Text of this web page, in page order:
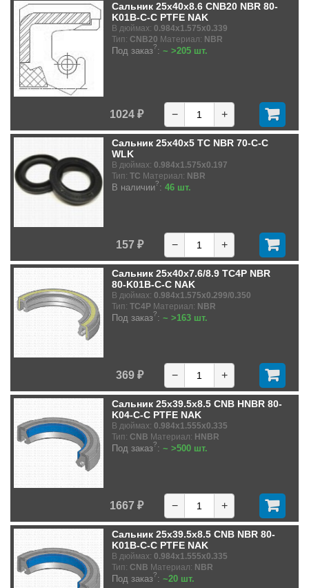
Сальник 25x40x8.6 CNB20 NBR 80-
K01B-C-C PTFE NAK
В дюймах: 0.984x1.575x0.339
Тип: CNB20 Материал: NBR
Под заказ?: ~ >205 шт.
1024 ₽ − +
Сальник 25x40x5 TC NBR 70-C-C
WLK
В дюймах: 0.984x1.575x0.197
Тип: TC Материал: NBR
В наличии?: 46 шт.
157 ₽ − +
Сальник 25x40x7.6/8.9 TC4P NBR
80-K01B-C-C NAK
В дюймах: 0.984x1.575x0.299/0.350
Тип: TC4P Материал: NBR
Под заказ?: ~ >163 шт.
369 ₽ − +
Сальник 25x39.5x8.5 CNB HNBR 80-
K04-C-C PTFE NAK
В дюймах: 0.984x1.555x0.335
Тип: CNB Материал: HNBR
Под заказ?: ~ >500 шт.
1667 ₽ − +
Сальник 25x39.5x8.5 CNB NBR 80-
K01B-C-C PTFE NAK
В дюймах: 0.984x1.555x0.335
Тип: CNB Материал: NBR
Под заказ?: ~20 шт.